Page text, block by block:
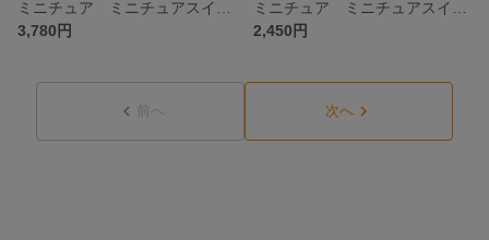
3,780円
2,450円
前へ 次へ